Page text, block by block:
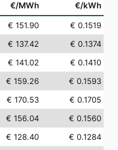
€/MWh €/kWh
€ 151.90
€ 0.1519
€ 137.42
€ 0.1374
€ 141.02
€ 0.1410
€ 159.26
€ 0.1593
€ 170.53
€ 0.1705
€ 156.04
€ 0.1560
€ 128.40
€ 0.1284